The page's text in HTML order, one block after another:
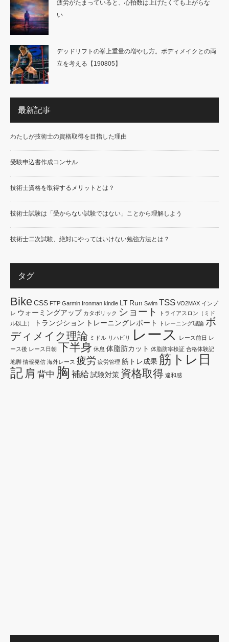
疲労がたまっていると、心拍数は上げたくても上がらな
い
デッドリフトの挙上重量の増やし方。ボディメイクとの両
立を考える【190805】
最新記事
わたしが技術士の資格取得を目指した理由
受験申込書作成コンサル
技術士資格を取得するメリットとは？
技術士試験は「受からない試験ではない」ことから理解しよう
技術士二次試験、絶対にやってはいけない勉強方法とは？
タグ
BikeCSS FTP Garmin Ironman kindle LT Run Swim TSS VO2MAX インプ
レ ウォーミングアップ カタボリック ショート
トライアスロン（ミド
ル以上）
トランジション トレーニングレポート トレーニング理論 ボ
ディメイク理論 ミドル リハビリ レース レース前日 レ
ース後 レース日朝 下半身 休息 体脂肪カット 体脂肪率検証 合格体験記
地脚 情報発信 海外レース 疲労 疲労管理 筋トレ成果 筋トレ日
記 肩 背中 胸 補給 試験対策 資格取得 違和感